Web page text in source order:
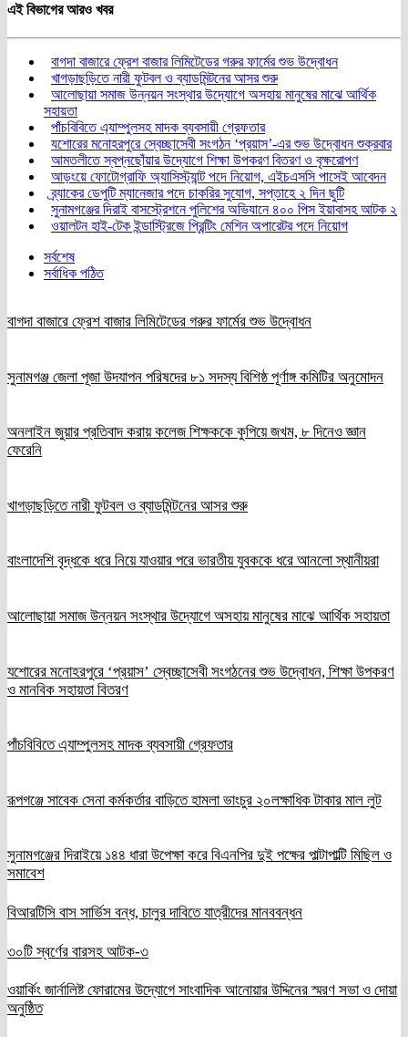
এই বিভাগের আরও খবর
বাগদা বাজারে ফ্রেশ বাজার লিমিটেডের গরুর ফার্মের শুভ উদ্বোধন
খাগড়াছড়িতে নারী ফুটবল ও ব্যাডমিন্টনের আসর শুরু
আলোছায়া সমাজ উন্নয়ন সংস্থার উদ্যোগে অসহায় মানুষের মাঝে আর্থিক
সহায়তা
পাঁচবিবিতে এ্যাম্পুলসহ মাদক ব্যবসায়ী গ্রেফতার
যশোরের মনোহরপুরে স্বেচ্ছাসেবী সংগঠন ‘প্রয়াস’-এর শুভ উদ্বোধন শুক্রবার
আমতলীতে স্বপ্নছোঁয়ার উদ্যোগে শিক্ষা উপকরণ বিতরণ ও বৃক্ষরোপণ
আড়ংয়ে ফোটোগ্রাফি অ্যাসিস্ট্যান্ট পদে নিয়োগ, এইচএসসি পাসেই আবেদন
ব্র্যাকের ডেপুটি ম্যানেজার পদে চাকরির সুযোগ, সপ্তাহে ২ দিন ছুটি
সুনামগঞ্জের দিরাই বাসস্ট্রেশনে পুলিশের অভিযানে ৪০০ পিস ইয়াবাসহ আটক ২
ওয়ালটন হাই-টেক ইন্ডাস্ট্রিজে প্রিন্টিং মেশিন অপারেটর পদে নিয়োগ
সর্বশেষ
সর্বাধিক পঠিত
বাগদা বাজারে ফ্রেশ বাজার লিমিটেডের গরুর ফার্মের শুভ উদ্বোধন
সুনামগঞ্জ জেলা পূজা উদযাপন পরিষদের ৮১ সদস্য বিশিষ্ঠ পূর্ণাঙ্গ কমিটির অনুমোদন
অনলাইন জুয়ার প্রতিবাদ করায় কলেজ শিক্ষককে কুপিয়ে জখম, ৮ দিনেও জ্ঞান
ফেরেনি
খাগড়াছড়িতে নারী ফুটবল ও ব্যাডমিন্টনের আসর শুরু
বাংলাদেশি বৃদ্ধকে ধরে নিয়ে যাওয়ার পরে ভারতীয় যুবককে ধরে আনলো স্থানীয়রা
আলোছায়া সমাজ উন্নয়ন সংস্থার উদ্যোগে অসহায় মানুষের মাঝে আর্থিক সহায়তা
যশোরের মনোহরপুরে ‘প্রয়াস’ স্বেচ্ছাসেবী সংগঠনের শুভ উদ্বোধন, শিক্ষা উপকরণ
ও মানবিক সহায়তা বিতরণ
পাঁচবিবিতে এ্যাম্পুলসহ মাদক ব্যবসায়ী গ্রেফতার
রূপগঞ্জে সাবেক সেনা কর্মকর্তার বাড়িতে হামলা ভাংচুর ২০লক্ষাধিক টাকার মাল লুট
সুনামগঞ্জের দিরাইয়ে ১৪৪ ধারা উপেক্ষা করে বিএনপির দুই পক্ষের পাল্টাপাল্টি মিছিল ও
সমাবেশ
বিআরটিসি বাস সার্ভিস বন্ধ, চালুর দাবিতে যাত্রীদের মানববন্ধন
৩০টি স্বর্ণের বারসহ আটক-৩
ওয়ার্কিং জার্নালিষ্ট ফোরামের উদ্যোগে সাংবাদিক আনোয়ার উদ্দিনের স্মরণ সভা ও দোয়া
অনুষ্ঠিত